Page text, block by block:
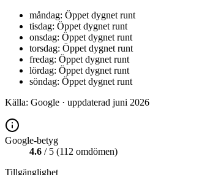
måndag: Öppet dygnet runt
tisdag: Öppet dygnet runt
onsdag: Öppet dygnet runt
torsdag: Öppet dygnet runt
fredag: Öppet dygnet runt
lördag: Öppet dygnet runt
söndag: Öppet dygnet runt
Källa: Google · uppdaterad juni 2026
Google-betyg
4.6 / 5 (112 omdömen)
Tillgänglighet